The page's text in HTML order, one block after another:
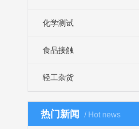
化学测试
食品接触
轻工杂货
热门新闻 / Hot news